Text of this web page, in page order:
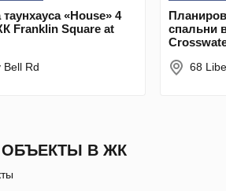
«House» 4
Franklin Square at
Bell Rd
спальни
68
В ЖК